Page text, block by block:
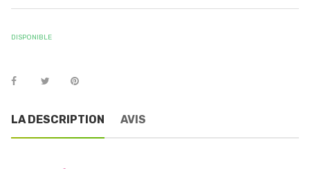
DISPONIBLE
LA DESCRIPTION AVIS